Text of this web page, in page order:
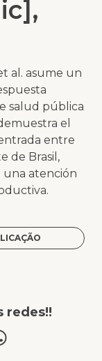
al. asume un
salud pública
el
entre
de Brasil,
una atención
redes!!